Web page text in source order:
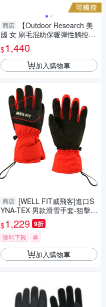
商店
【Outdoor Research 美
國 女 刷毛混紡保暖彈性觸控手
套《炭灰》】300559/保暖手
套/機車手套/防滑手套
$1,440
加入購物車
商店 [WELL FIT威飛客]進口S
YNA-TEX 男款滑雪手套-狙擊
者
$1,229 9折
限時下殺 券
加入購物車